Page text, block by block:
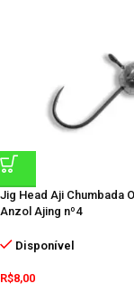
Jig Head Aji Chumbada
Anzol Ajing nº4
Disponível
R$8,00